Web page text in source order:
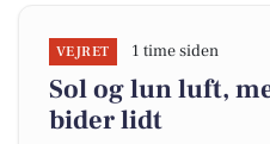
VEJRET 1 time siden
Sol og lun luft,
bider lidt